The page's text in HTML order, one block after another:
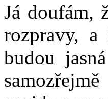
Já doufám,
rozpravy,
budou